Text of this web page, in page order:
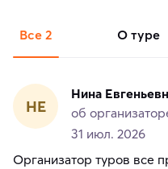
Все 2 о туре
НЕ
Нина
об
31 июл. 2026
Организатор туров все